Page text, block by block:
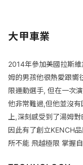
大甲車業
2014年參加美國拉斯
姆的男孩他很熱愛跟嚮
限運動選手, 但在一次
他非常難過,但他並沒
上,深刻感受到了湯姆
因此有了創立KENCH
所不能 飛越極限 掌握